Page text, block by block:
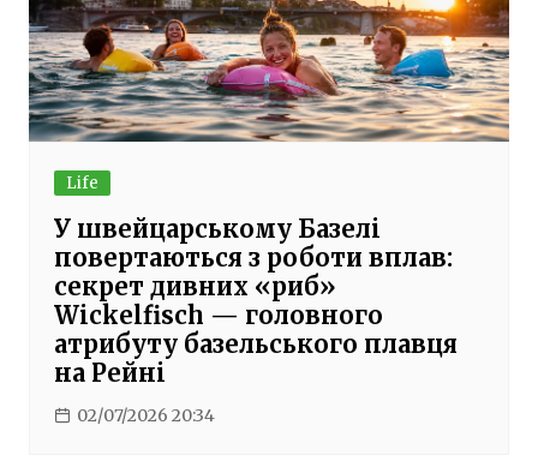
Life
У швейцарському Базелі
повертаються з роботи вплав:
секрет дивних «риб»
Wickelfisch — головного
атрибуту базельського плавця
на Рейні
02/07/2026 20:34